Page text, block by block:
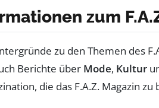
zum
zu den Themen des
Berichte über Mode, Kultur
die das F.A.Z. Magazin zu